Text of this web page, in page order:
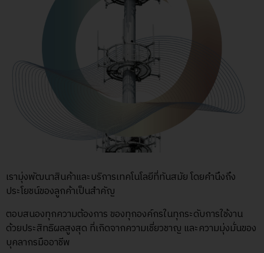
เรามุ่งพัฒนาสินค้าและบริการเทคโนโลยีที่ทันสมัย โดยคํานึงถึง
ประโยชน์ของลูกค้าเป็นสําคัญ
ตอบสนองทุกความต้องการ ของทุกองค์กรในทุกระดับการใช้งาน
ด้วยประสิทธิผลสูงสุด ที่เกิดจากความเชี่ยวชาญ และความมุ่งมั่นของ
บุคลากรมืออาชีพ